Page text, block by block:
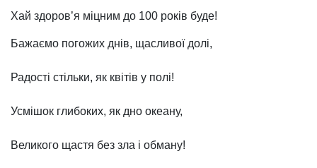
Хай здоров’я міцним до 100 років буде!
Бажаємо погожих днів, щасливої долі,
Радості стільки, як квітів у полі!
Усмішок глибоких, як дно океану,
Великого щастя без зла і обману!